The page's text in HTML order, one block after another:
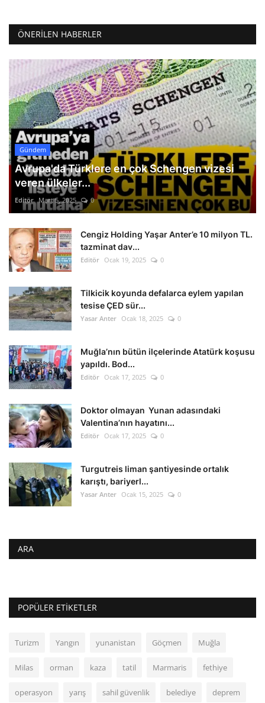
ÖNERILEN HABERLER
Gündem
Avrupa'da Türklere en çok Schengen vizesi
veren ülkeler...
Editör Mart 5, 2025 0
Cengiz Holding Yaşar Anter’e 10 milyon TL.
tazminat dav...
Editör Ocak 19, 2025 0
Tilkicik koyunda defalarca eylem yapılan
tesise ÇED sür...
Yasar Anter Ocak 18, 2025 0
Muğla’nın bütün ilçelerinde Atatürk koşusu
yapıldı. Bod...
Editör Ocak 17, 2025 0
Doktor olmayan Yunan adasındaki
Valentina’nın hayatını...
Editör Ocak 17, 2025 0
Turgutreis liman şantiyesinde ortalık
karıştı, bariyerl...
Yasar Anter Ocak 15, 2025 0
ARA
POPÜLER ETIKETLER
Turizm Yangın yunanistan Göçmen Muğla
Milas orman kaza tatil Marmaris fethiye
operasyon yarış sahil güvenlik belediye deprem